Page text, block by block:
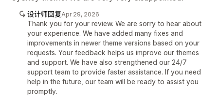
设计师回复Apr 29, 2026
Thank you for your review. We are sorry to hear about
your experience. We have added many fixes and
improvements in newer theme versions based on your
requests. Your feedback helps us improve our themes
and support. We have also strengthened our 24/7
support team to provide faster assistance. If you need
help in the future, our team will be ready to assist you
promptly.